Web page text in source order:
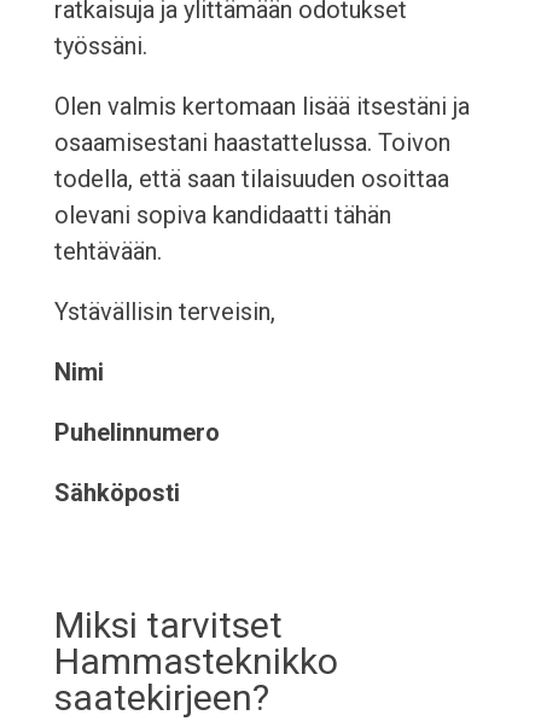
ratkaisuja ja ylittämään odotukset
työssäni.
Olen valmis kertomaan lisää itsestäni ja
osaamisestani haastattelussa. Toivon
todella, että saan tilaisuuden osoittaa
olevani sopiva kandidaatti tähän
tehtävään.
Ystävällisin terveisin,
Nimi
Puhelinnumero
Sähköposti
Miksi tarvitset
Hammasteknikko
saatekirjeen?